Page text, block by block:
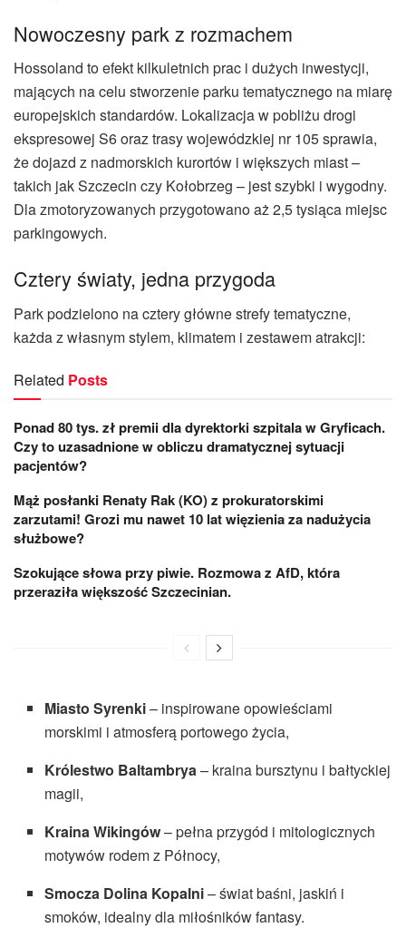
Nowoczesny park z rozmachem
Hossoland to efekt kilkuletnich prac i dużych inwestycji,
mających na celu stworzenie parku tematycznego na miarę
europejskich standardów. Lokalizacja w pobliżu drogi
ekspresowej S6 oraz trasy wojewódzkiej nr 105 sprawia,
że dojazd z nadmorskich kurortów i większych miast –
takich jak Szczecin czy Kołobrzeg – jest szybki i wygodny.
Dla zmotoryzowanych przygotowano aż 2,5 tysiąca miejsc
parkingowych.
Cztery światy, jedna przygoda
Park podzielono na cztery główne strefy tematyczne,
każda z własnym stylem, klimatem i zestawem atrakcji:
Related Posts
Ponad 80 tys. zł premii dla dyrektorki szpitala w Gryficach.
Czy to uzasadnione w obliczu dramatycznej sytuacji
pacjentów?
Mąż posłanki Renaty Rak (KO) z prokuratorskimi
zarzutami! Grozi mu nawet 10 lat więzienia za nadużycia
służbowe?
Szokujące słowa przy piwie. Rozmowa z AfD, która
przeraziła większość Szczecinian.
Miasto Syrenki– inspirowane opowieściami
morskimi i atmosferą portowego życia,
Królestwo Baltambrya– kraina bursztynu i bałtyckiej
magii,
Kraina Wikingów– pełna przygód i mitologicznych
motywów rodem z Północy,
Smocza Dolina Kopalni– świat baśni, jaskiń i
smoków, idealny dla miłośników fantasy.